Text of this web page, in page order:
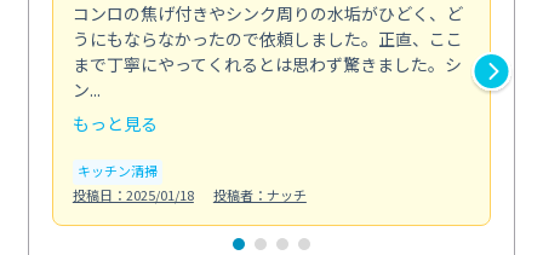
コンロの焦げ付きやシンク周りの水垢がひどく、ど
うにもならなかったので依頼しました。正直、ここ
まで丁寧にやってくれるとは思わず驚きました。シ
ン...
もっと見る
キッチン清掃
投稿日：2025/01/18
投稿者：ナッチ